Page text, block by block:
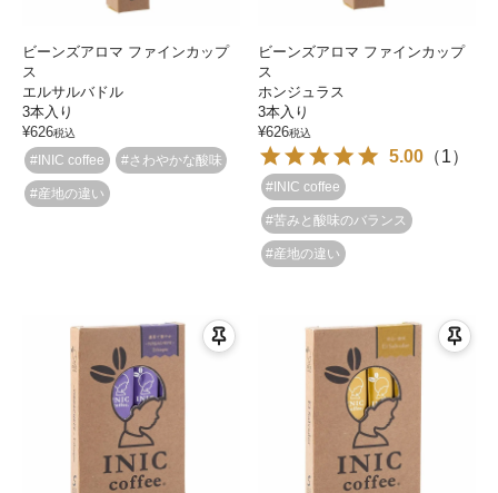
ビーンズアロマ ファインカップ
ス
エルサルバドル
3本入り
¥626税込
#INIC coffee #さわやかな酸味
#産地の違い
ビーンズアロマ ファインカップ
ス
ホンジュラス
3本入り
¥626税込
5.00 （1）
#INIC coffee
#苦みと酸味のバランス
#産地の違い